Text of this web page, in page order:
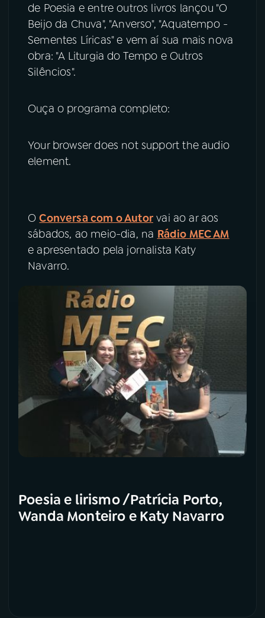
de Poesia e entre outros livros lançou "O
Beijo da Chuva", "Anverso", "Aquatempo -
Sementes Líricas" e vem aí sua mais nova
obra: "A Liturgia do Tempo e Outros
Silêncios".
Ouça o programa completo:
Your browser does not support the audio
element.
OConversa com o Autorvai ao ar aos
sábados, ao meio-dia, na Rádio MEC AM
e apresentado pela jornalista Katy
Navarro.
Poesia e lirismo /Patrícia Porto,
Wanda Monteiro e Katy Navarro